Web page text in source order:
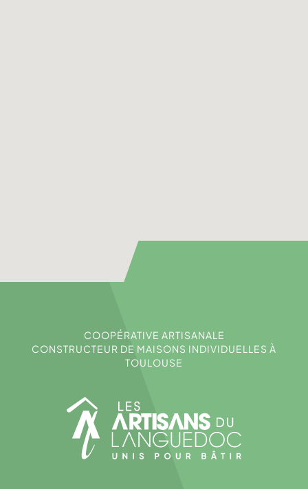
COOPÉRATIVE ARTISANALE
CONSTRUCTEUR DE MAISONS INDIVIDUELLES À
TOULOUSE